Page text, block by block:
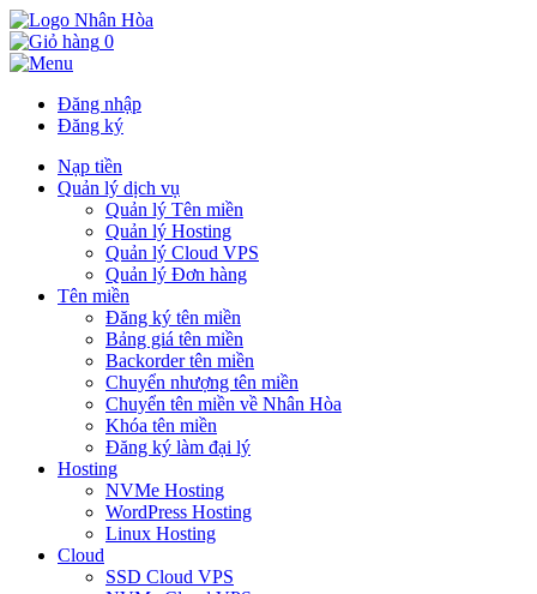
0
Đăng nhập
Đăng ký
Nạp tiền
Quản lý dịch vụ
Quản lý Tên miền
Quản lý Hosting
Quản lý Cloud VPS
Quản lý Đơn hàng
Tên miền
Đăng ký tên miền
Bảng giá tên miền
Backorder tên miền
Chuyển nhượng tên miền
Chuyển tên miền về Nhân Hòa
Khóa tên miền
Đăng ký làm đại lý
Hosting
NVMe Hosting
WordPress Hosting
Linux Hosting
Cloud
SSD Cloud VPS